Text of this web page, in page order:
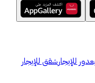
دور للإيجارشقق للإيجار